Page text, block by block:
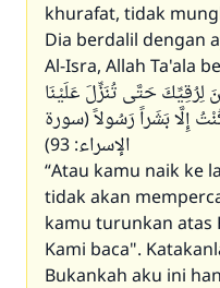
khurafat, tidak
Dia berdalil dengan
Al-Isra, Allah Ta'ala
لِرُقِيِّكَ حَتَّى تُنَزِّلَ عَلَيْنَا
إِلَّا بَشَراً رَسُولاً (سورة
الإسراء: 93)
“Atau kamu naik ke
tidak akan
kamu turunkan atas
Kami baca".
Bukankah aku ini